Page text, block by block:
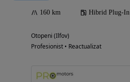
160 km Hibrid Plug-In
Otopeni (Ilfov)
Profesionist • Reactualizat